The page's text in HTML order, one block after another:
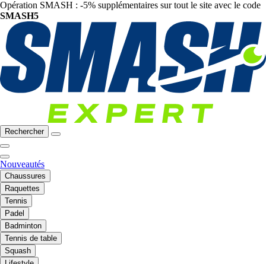
Opération SMASH : -5% supplémentaires sur tout le site avec le code
SMASH5
Rechercher
Nouveautés
Chaussures
Raquettes
Tennis
Padel
Badminton
Tennis de table
Squash